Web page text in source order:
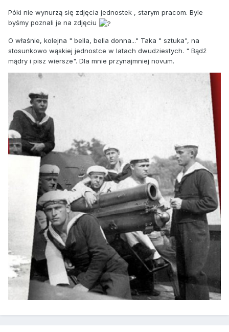
Póki nie wynurzą się zdjęcia jednostek , starym pracom. Byle
byśmy poznali je na zdjęciu
O właśnie, kolejna " bella, bella donna..." Taka " sztuka", na
stosunkowo wąskiej jednostce w latach dwudziestych. " Bądź
mądry i pisz wiersze". Dla mnie przynajmniej novum.